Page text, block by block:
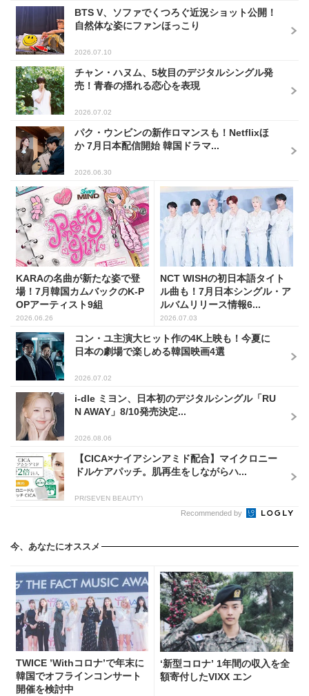
BTS V、ソファでくつろぐ近況ショット公開！
自然体な姿にファンほっこり
2026.07.10
チャン・ハヌム、5枚目のデジタルシングル発
売！青春の揺れる恋心を表現
2026.07.02
パク・ウンビンの新作ロマンスも！Netflixほ
か 7月日本配信開始 韓国ドラマ...
2026.06.30
KARAの名曲が新たな姿で登
場！7月韓国カムバックのK-P
OPアーティスト9組
2026.06.26
NCT WISHの初日本語タイト
ル曲も！7月日本シングル・ア
ルバムリリース情報6...
2026.07.03
コン・ユ主演大ヒット作の4K上映も！今夏に
日本の劇場で楽しめる韓国映画4選
2026.07.02
i-dle ミヨン、日本初のデジタルシングル「RU
N AWAY」8/10発売決定...
2026.08.06
【CICA×ナイアシンアミド配合】マイクロニー
ドルケアパッチ。肌再生をしながらハ...
PR(SEVEN BEAUTY)
Recommended by
今、あなたにオススメ
TWICE ’Withコロナ’で年末に
韓国でオフラインコンサート
開催を検討中
‘新型コロナ’ 1年間の収入を全
額寄付したVIXX エン